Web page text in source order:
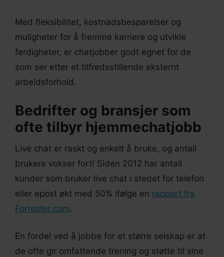
Med fleksibilitet, kostnadsbesparelser og
muligheter for å fremme karriere og utvikle
ferdigheter, er chatjobber godt egnet for de
som ser etter et tilfredsstillende eksternt
arbeidsforhold.
Bedrifter og bransjer som
ofte tilbyr hjemmechatjobb
Live chat er raskt og enkelt å bruke, og antall
brukere vokser fort! Siden 2012 har antall
kunder som bruker live chat i stedet for telefon
eller epost økt med 50% ifølge en rapport fra
Forrester.com.
En fordel ved å jobbe for et større selskap er at
de ofte gir omfattende trening og støtte til sine